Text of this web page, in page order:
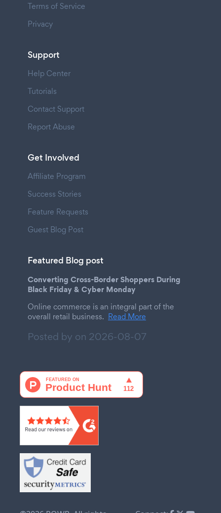
Terms of Service
Privacy
Support
Help Center
Tutorials
Contact Support
Report Abuse
Get Involved
Affiliate Program
Success Stories
Feature Requests
Guest Blog Post
Featured Blog post
Converting Cross-Border Shoppers During
Black Friday & Cyber Monday
Online commerce is an integral part of the
overall retail business. Read More
Posted by on 2026-08-07